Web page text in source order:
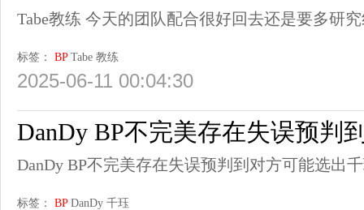
Tabe教练 今天的团队配合很好回去还是要多研
标签： BP Tabe 教练
2025-06-11 00:04:30
DanDy BP不完美存在失误预判
DanDy BP不完美存在失误预判到对方可能选出
标签： BP DanDy 千珏